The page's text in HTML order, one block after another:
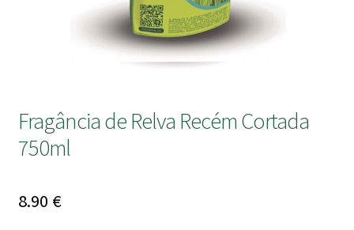
Fragância de Relva Recém Cortada
750ml
8.90 €